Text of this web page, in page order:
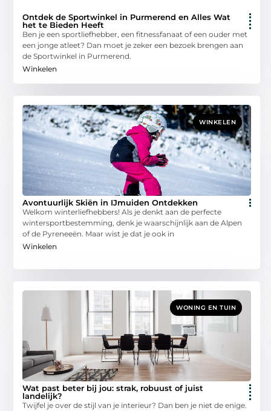
Ontdek de Sportwinkel in Purmerend en Alles Wat
het te Bieden Heeft
Ben je een sportliefhebber, een fitnessfanaat of een ouder met
een jonge atleet? Dan moet je zeker een bezoek brengen aan
de Sportwinkel in Purmerend.
Winkelen
WINKELEN
Avontuurlijk Skiën in IJmuiden Ontdekken
Welkom winterliefhebbers! Als je denkt aan de perfecte
wintersportbestemming, denk je waarschijnlijk aan de Alpen
of de Pyreneeën. Maar wist je dat je ook in
Winkelen
WONING EN TUIN
Wat past beter bij jou: strak, robuust of juist
landelijk?
Twijfel je over de stijl van je interieur? Dan ben je niet de enige.